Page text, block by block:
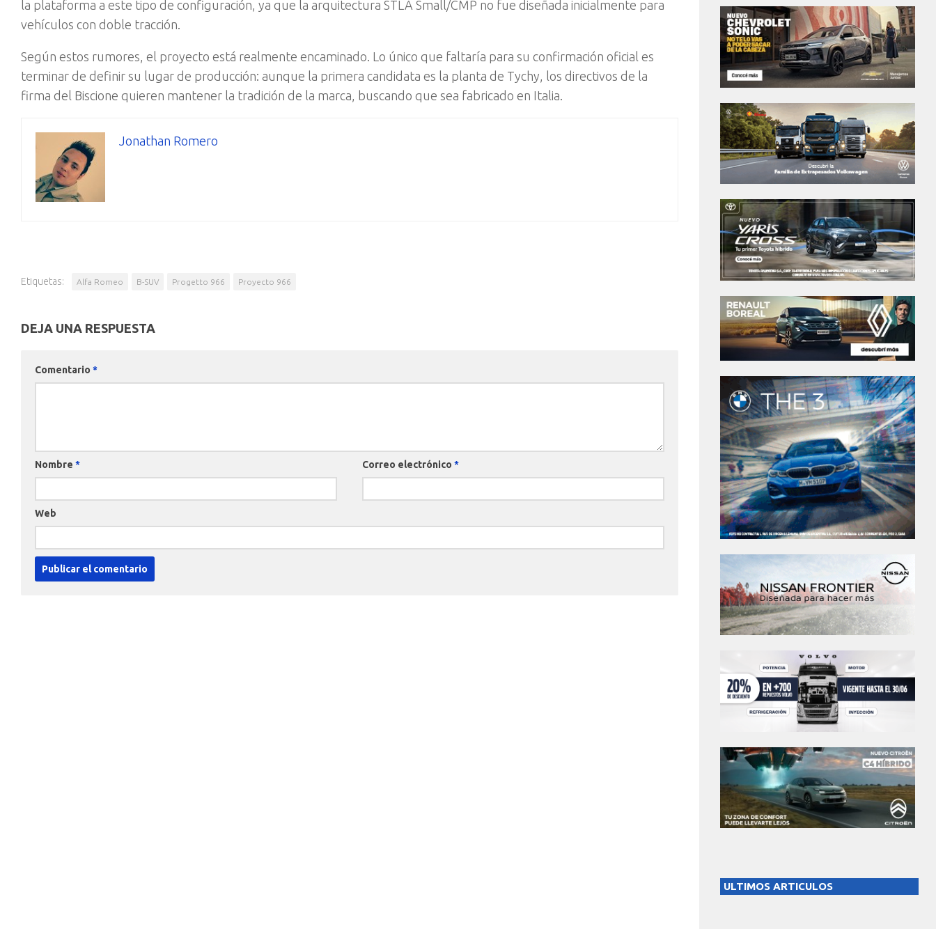
la plataforma a este tipo de configuración, ya que la arquitectura STLA Small/CMP no fue diseñada inicialmente para
vehículos con doble tracción.
Según estos rumores, el proyecto está realmente encaminado. Lo único que faltaría para su confirmación oficial es
terminar de definir su lugar de producción: aunque la primera candidata es la planta de Tychy, los directivos de la
firma del Biscione quieren mantener la tradición de la marca, buscando que sea fabricado en Italia.
Jonathan Romero
Etiquetas: Alfa Romeo B-SUV Progetto 966 Proyecto 966
DEJA UNA RESPUESTA
Comentario *
Nombre * Correo electrónico*
Web
ULTIMOS ARTICULOS